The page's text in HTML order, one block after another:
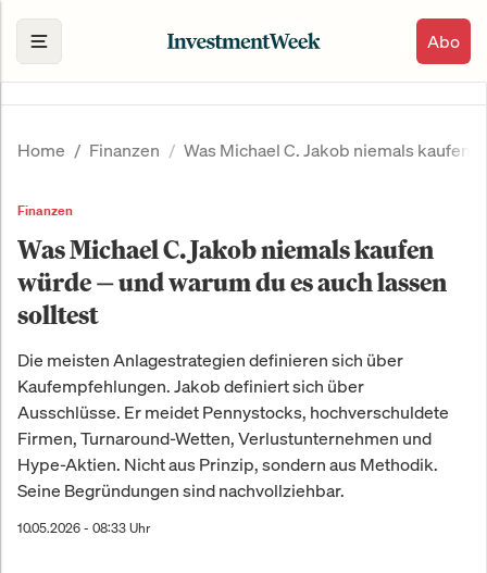
Abo
Home Finanzen Was Michael C. Jakob niemals kaufen
Finanzen
Was Michael C. Jakob niemals kaufen
würde — und warum du es auch lassen
solltest
Die meisten Anlagestrategien definieren sich über
Kaufempfehlungen. Jakob definiert sich über
Ausschlüsse. Er meidet Pennystocks, hochverschuldete
Firmen, Turnaround-Wetten, Verlustunternehmen und
Hype-Aktien. Nicht aus Prinzip, sondern aus Methodik.
Seine Begründungen sind nachvollziehbar.
10.05.2026 - 08:33 Uhr